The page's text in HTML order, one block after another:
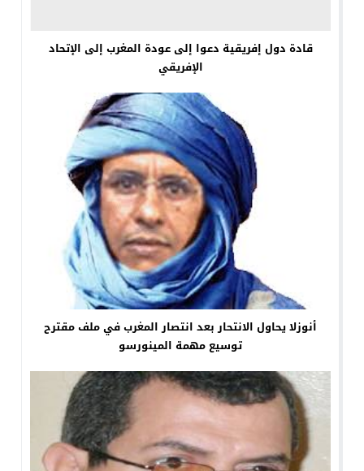
قادة دول إفريقية دعوا إلى عودة المغرب إلى الإتحاد
الإفريقي
أنوزلا يحاول الانتحار بعد انتصار المغرب في ملف مقترح
توسيع مهمة المينورسو